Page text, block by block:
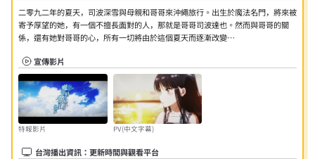
二零九二年的夏天，司波深雪與母親和哥哥來沖繩旅行。出生於魔法名門，將來被
寄予厚望的她，有一個不擅長面對的人，那就是哥哥司波達也。然而與哥哥的關
係，還有她對哥哥的心，所有一切將由於這個夏天而逐漸改變…
宣傳影片
特報影片 PV(中文字幕)
台灣播出資訊：更新時間與觀看平台